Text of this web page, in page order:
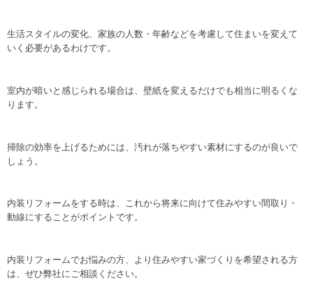
生活スタイルの変化、家族の人数・年齢などを考慮して住まいを変えて
いく必要があるわけです。
室内が暗いと感じられる場合は、壁紙を変えるだけでも相当に明るくな
ります。
掃除の効率を上げるためには、汚れが落ちやすい素材にするのが良いで
しょう。
内装リフォームをする時は、これから将来に向けて住みやすい間取り・
動線にすることがポイントです。
内装リフォームでお悩みの方、より住みやすい家づくりを希望される方
は、ぜひ弊社にご相談ください。